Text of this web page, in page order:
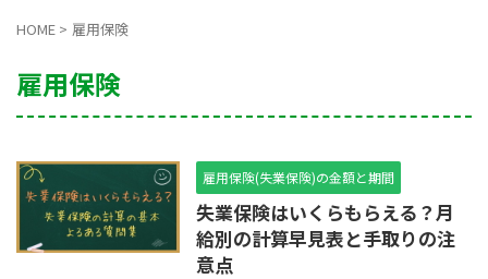
HOME > 雇用保険
雇用保険
雇用保険(失業保険)の金額と期間
失業保険はいくらもらえる？月
給別の計算早見表と手取りの注
意点